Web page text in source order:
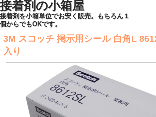
接着剤の小箱屋
接着剤を小箱単位でお安く販売。もちろん１
個からでもOKです。
3M スコッチ 掲示用シール 白角L
入り